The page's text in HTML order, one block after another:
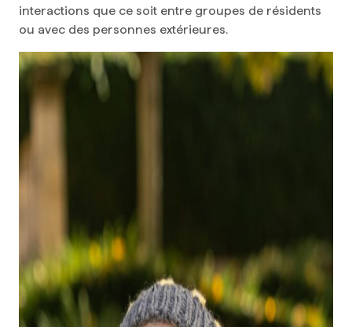
interactions que ce soit entre groupes de résidents
ou avec des personnes extérieures.